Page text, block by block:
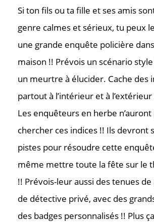
Si ton fils ou ta fille et ses amis
genre calmes et sérieux, tu peux
une grande enquête policière
maison !! Prévois un scénario
un meurtre à élucider. Cache des
partout à l’intérieur et à
Les enquêteurs en herbe n’auront
chercher ces indices !! Ils devront
pistes pour résoudre cette
même mettre toute la fête sur le
!! Prévois-leur aussi des tenues
de détective privé, avec des
des badges personnalisés !! Plus